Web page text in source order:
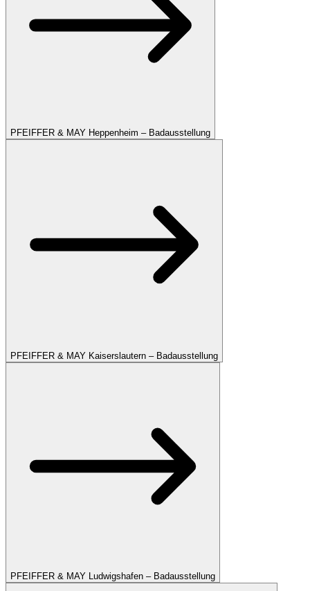
PFEIFFER & MAY Heppenheim – Badausstellung
PFEIFFER & MAY Kaiserslautern – Badausstellung
PFEIFFER & MAY Ludwigshafen – Badausstellung